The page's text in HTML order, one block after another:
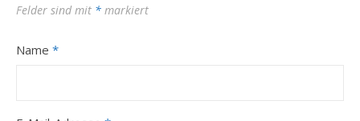
Felder sind mit * markiert
Name *